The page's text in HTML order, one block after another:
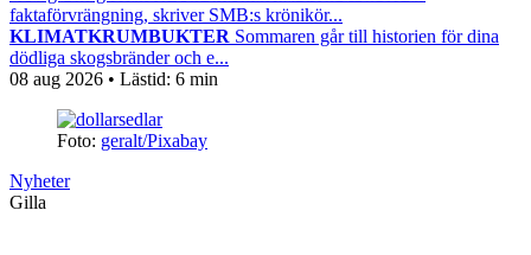
faktaförvrängning, skriver SMB:s krönikör...
KLIMATKRUMBUKTER Sommaren går till historien för dina
dödliga skogsbränder och e...
08 aug 2026 • Lästid: 6 min
Foto: geralt/Pixabay
Nyheter
Gilla